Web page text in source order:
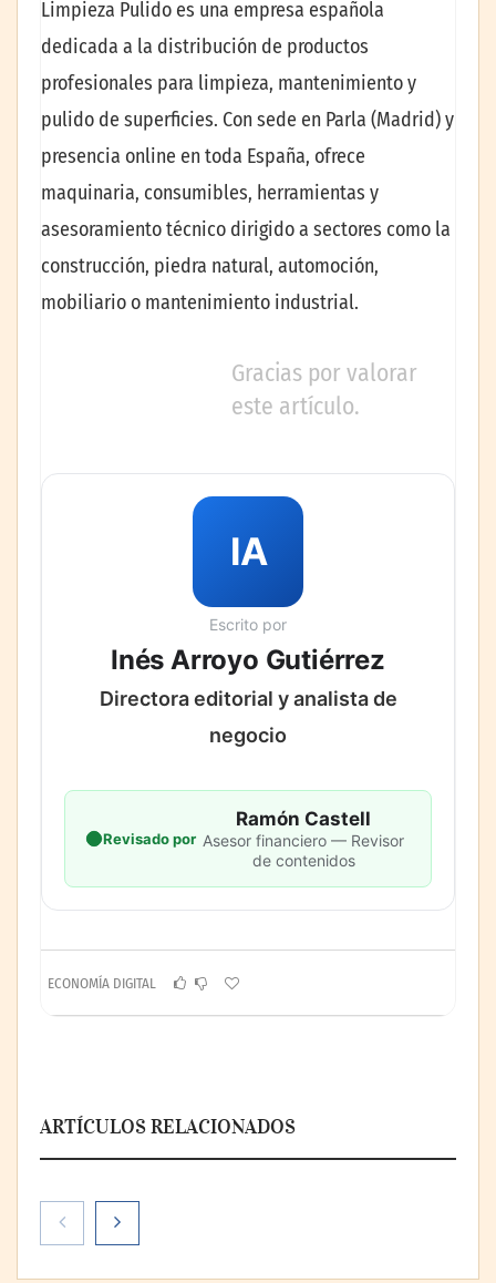
Limpieza Pulido es una empresa española
dedicada a la distribución de productos
profesionales para limpieza, mantenimiento y
pulido de superficies. Con sede en Parla (Madrid) y
presencia online en toda España, ofrece
maquinaria, consumibles, herramientas y
asesoramiento técnico dirigido a sectores como la
construcción, piedra natural, automoción,
mobiliario o mantenimiento industrial.
Gracias por valorar
este artículo.
IA
Escrito por
Inés Arroyo Gutiérrez
Directora editorial y analista de
negocio
Revisado por
Ramón Castell
Asesor financiero — Revisor
de contenidos
ECONOMÍA DIGITAL
ARTÍCULOS RELACIONADOS